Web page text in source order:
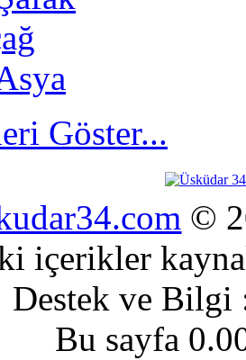
Göster...
©
içerikler
Destek ve
Bu sayfa